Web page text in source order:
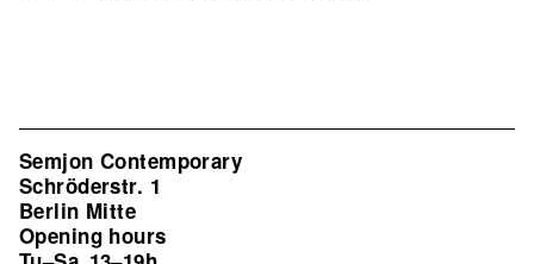
Semjon Contemporary
Schröderstr. 1
Berlin Mitte
Opening hours